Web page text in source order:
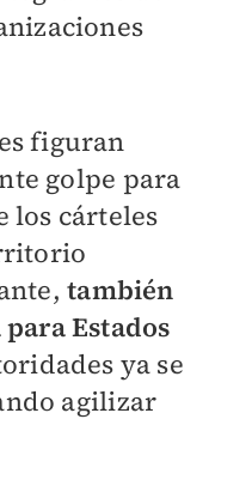
figuran
golpe para
los cárteles
también
Estados
ya se
agilizar